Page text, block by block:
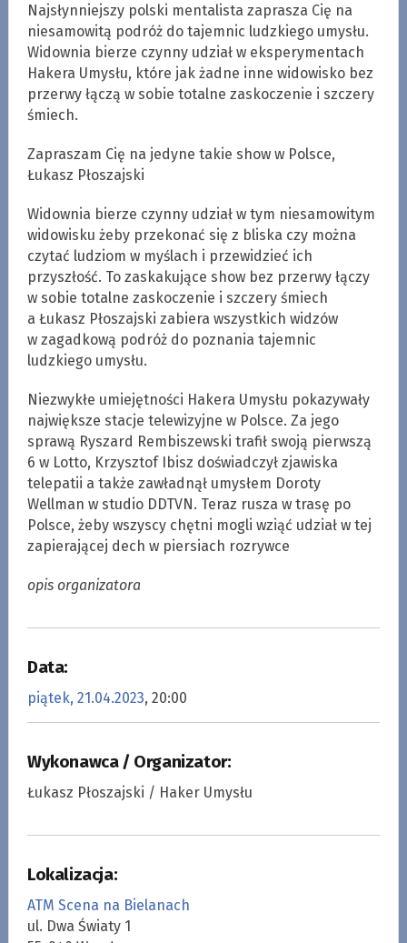
Najsłynniejszy polski mentalista zaprasza Cię na
niesamowitą podróż do tajemnic ludzkiego umysłu.
Widownia bierze czynny udział w eksperymentach
Hakera Umysłu, które jak żadne inne widowisko bez
przerwy łączą w sobie totalne zaskoczenie i szczery
śmiech.
Zapraszam Cię na jedyne takie show w Polsce,
Łukasz Płoszajski
Widownia bierze czynny udział w tym niesamowitym
widowisku żeby przekonać się z bliska czy można
czytać ludziom w myślach i przewidzieć ich
przyszłość. To zaskakujące show bez przerwy łączy
w sobie totalne zaskoczenie i szczery śmiech
a Łukasz Płoszajski zabiera wszystkich widzów
w zagadkową podróż do poznania tajemnic
ludzkiego umysłu.
Niezwykłe umiejętności Hakera Umysłu pokazywały
największe stacje telewizyjne w Polsce. Za jego
sprawą Ryszard Rembiszewski trafił swoją pierwszą
6 w Lotto, Krzysztof Ibisz doświadczył zjawiska
telepatii a także zawładnął umysłem Doroty
Wellman w studio DDTVN. Teraz rusza w trasę po
Polsce, żeby wszyscy chętni mogli wziąć udział w tej
zapierającej dech w piersiach rozrywce
opis organizatora
Data:
piątek, 21.04.2023, 20:00
Wykonawca / Organizator:
Łukasz Płoszajski / Haker Umysłu
Lokalizacja:
ATM Scena na Bielanach
ul. Dwa Światy 1